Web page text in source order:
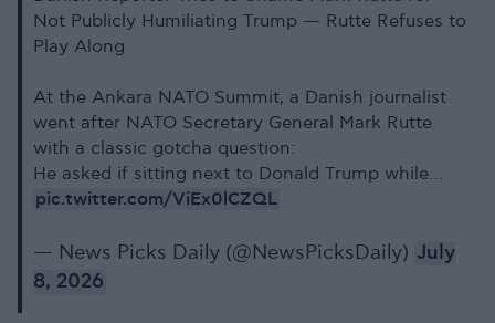
Not Publicly Humiliating Trump — Rutte Refuses to
Play Along
At the Ankara NATO Summit, a Danish journalist
went after NATO Secretary General Mark Rutte
with a classic gotcha question:
He asked if sitting next to Donald Trump while…
pic.twitter.com/ViEx0lCZQL
— News Picks Daily (@NewsPicksDaily) July
8, 2026